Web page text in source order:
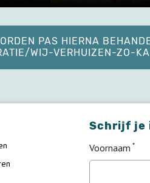
PAS HIERNA
WIJ-VERHUIZEN-ZO-
Schrijf je
Voornaam